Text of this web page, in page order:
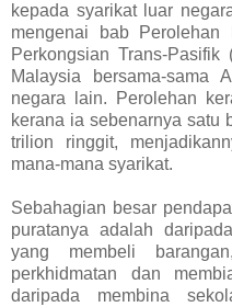
kepada syarikat luar
mengenai bab
Perkongsian Trans-
Malaysia bersama-sama
negara lain. Perolehan
kerana ia sebenarnya satu
trilion ringgit,
mana-mana syarikat.
Sebahagian besar
puratanya adalah
yang membeli
perkhidmatan dan
daripada membina